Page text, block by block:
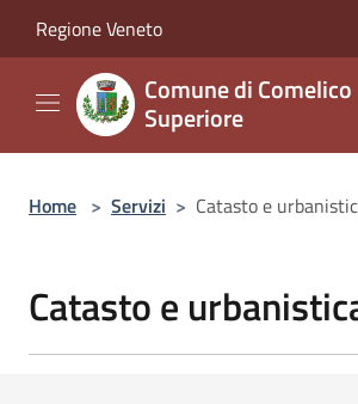
Regione Veneto
Comune di Comelico
Superiore
Home > Servizi > Catasto e
Catasto e